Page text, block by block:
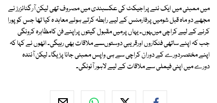
میں ممبئی میں ایک نئے پراجیکٹ کی عکسبندی میں مصروف تھی لیکن آرگنائزرز نے
مجھے دو ماہ قبل شومیں پرفارمنس کے لیے رابطہ کرتے ہوئے معاہد ہ کیا تھا جس کو پورا
کرنے کے لیے کراچی میںہوں۔ یہاں پرمیں مقبول گیتوں پراپنے فن کامظاہرہ کرونگی
جب کہ اپنے ساتھی فنکاروں اورقریبی دوستوںسے ملاقات بھی رہیگی۔ انھوں نے کہا کہ
اپنے مختصردورے کے دوران کراچی سے ہی واپس ممبئی جانا پڑیگا۔ لیکن آئندہ
دورے میں اپنی فیملی سے ملاقات کے لیے لاہور آئونگی۔